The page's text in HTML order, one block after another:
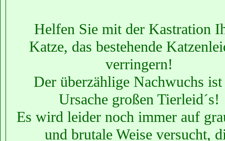
Helfen Sie mit der Kastration
Katze, das bestehende
verringern!
Der überzählige Nachwuchs
Ursache großen Tierleid´s!
Es wird leider noch immer auf
und brutale Weise versucht,